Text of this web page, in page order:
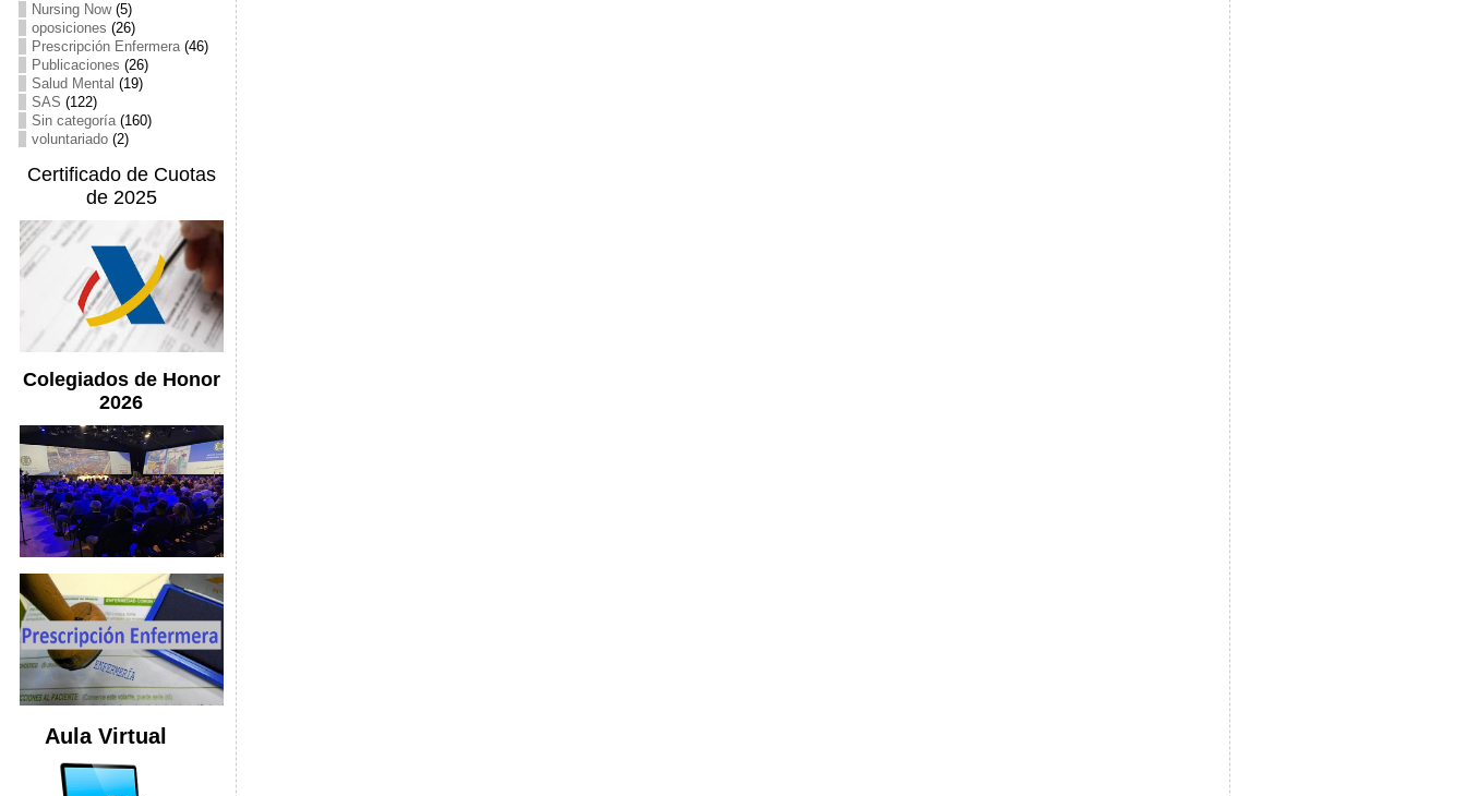
Nursing Now(5)
oposiciones (26)
Prescripción Enfermera(46)
Publicaciones (26)
Salud Mental (19)
SAS (122)
Sin categoría(160)
voluntariado(2)
Certificado de Cuotas
de 2025
Colegiados de Honor
2026
Aula Virtual